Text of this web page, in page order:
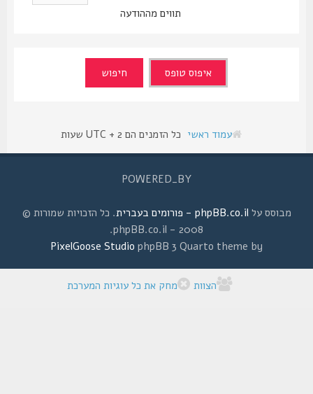
תווים מההודעה
עמוד ראשי כל הזמנים הם UTC + 2 שעות
POWERED_BY
מבוסס עלphpBB.co.il - פורומים בעברית
. כל הזכויות שמורות ©
2008 - phpBB.co.il.
phpBB 3 Quarto theme by
PixelGoose Studio
הצוות מחק את כל עוגיות המערכת